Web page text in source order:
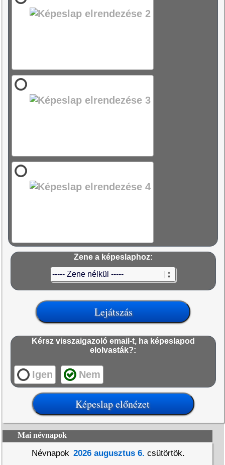
Zene a képeslaphoz:
Kérsz visszaigazoló email-t, ha képeslapod
elolvasták?:
Igen Nem
Mai névnapok
Névnapok 2026 augusztus 6. csütörtök.